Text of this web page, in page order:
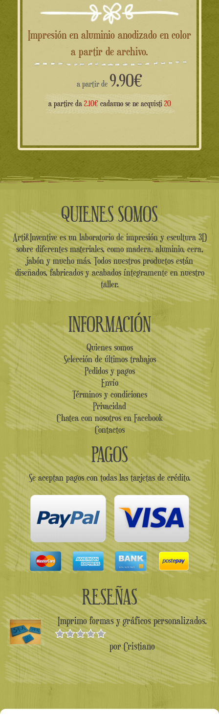
Impresión en aluminio anodizado en color
a partir de archivo.
a partir de 9.90€
a partire da 2.10€cadauno se ne acquisti 20
QUIENES SOMOS
Arti&Inventive es un laboratorio de impresión y escultura 3D
sobre diferentes materiales, como madera, aluminio, cera,
jabón y mucho más. Todos nuestros productos están
diseñados, fabricados y acabados íntegramente en nuestro
taller.
INFORMACIÓN
Quienes somos
Selección de últimos trabajos
Pedidos y pagos
Envío
Términos y condiciones
Privacidad
Chatea con nosotros en Facebook
Contactos
PAGOS
Se aceptan pagos con todas las tarjetas de crédito.
RESEÑAS
Imprimo formas y gráficos personalizados.
Valorado en
5 de 5
por Cristiano